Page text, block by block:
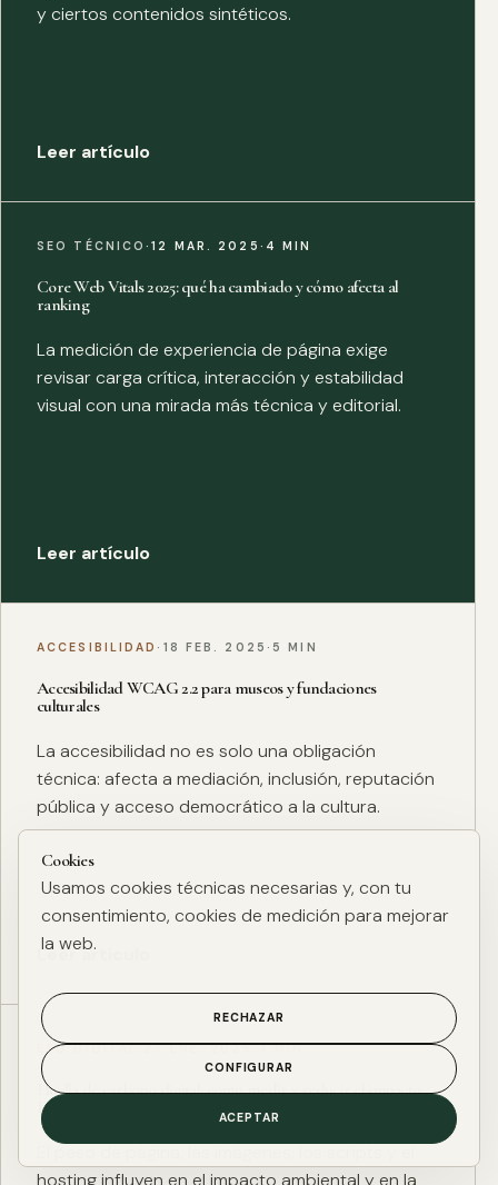
y ciertos contenidos sintéticos.
Leer artículo
SEO TÉCNICO·12 MAR. 2025 · 4 MIN
Core Web Vitals 2025: qué ha cambiado y cómo afecta al
ranking
La medición de experiencia de página exige
revisar carga crítica, interacción y estabilidad
visual con una mirada más técnica y editorial.
Leer artículo
ACCESIBILIDAD · 18 FEB. 2025 · 5 MIN
Accesibilidad WCAG 2.2 para museos y fundaciones
culturales
La accesibilidad no es solo una obligación
técnica: afecta a mediación, inclusión, reputación
pública y acceso democrático a la cultura.
Leer artículo
ESG DIGITAL·27 ENE. 2025·4 MIN
Huella de carbono digital: cómo medir y reducir el impacto
ESG de una web
El peso de página, las imágenes, los scripts y el
hosting influyen en el impacto ambiental y en la
Cookies
Usamos cookies técnicas necesarias y, con tu
consentimiento, cookies de medición para mejorar
la web.
RECHAZAR
CONFIGURAR
ACEPTAR